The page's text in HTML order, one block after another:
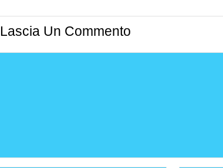
Lascia Un Commento